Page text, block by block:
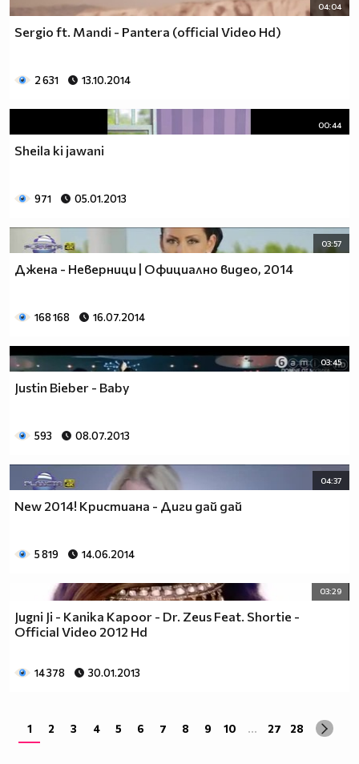
04:04
Sergio ft. Mandi - Pantera (official Video Hd)
2 631 13.10.2014
00:44
Sheila ki jawani
971 05.01.2013
03:57
Джена - Неверници | Официално видео, 2014
168 168 16.07.2014
03:45
Justin Bieber - Baby
593 08.07.2013
04:37
New 2014! Кристиана - Диги дай дай
5 819 14.06.2014
03:29
Jugni Ji - Kanika Kapoor - Dr. Zeus Feat. Shortie -
Official Video 2012 Hd
14 378 30.01.2013
1 2 3 4 5 6 7 8 9 10 ... 27 28